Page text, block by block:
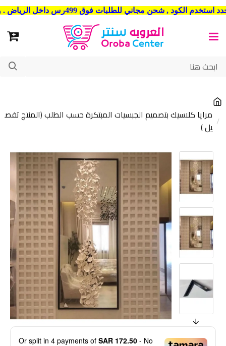
شحن مجاني للطلبات فوق 499رس داخل الرياض . وشحن الي جميع مدن المملكة العربية السعودية
مرايا كلاسيك بتصميم الجبسيات المبتكرة حسب الطلب (المنتج تفص
يل )
Or split in 4 payments of SAR 172.50 - No